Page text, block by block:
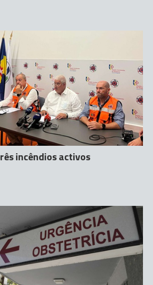
incêndios activos